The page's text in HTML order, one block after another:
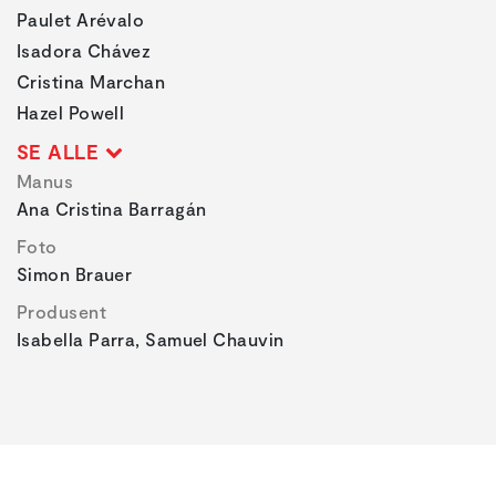
Paulet Arévalo
Isadora Chávez
Cristina Marchan
Hazel Powell
SE ALLE
Manus
Ana Cristina Barragán
Foto
Simon Brauer
Produsent
Isabella Parra, Samuel Chauvin